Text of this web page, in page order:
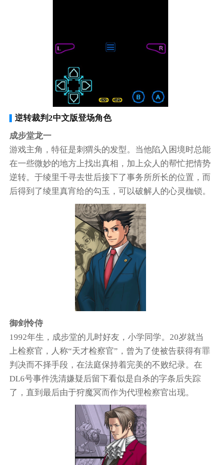
逆转裁判2中文版登场角色
成步堂龙一
游戏主角，特征是刺猬头的发型。当他陷入困境时总能
在一些微妙的地方上找出真相，加上众人的帮忙把情势
逆转。于绫里千寻去世后接下了事务所所长的位置，而
后得到了绫里真宵给的勾玉，可以破解人的心灵枷锁。
御剑怜侍
1992年生，成步堂的儿时好友，小学同学。20岁就当
上检察官，人称“天才检察官”，曾为了使被告获得有罪
判决而不择手段，在法庭保持着完美的不败纪录。在
DL6号事件洗清嫌疑后留下看似是自杀的字条后失踪
了，直到最后由于狩魔冥而作为代理检察官出现。